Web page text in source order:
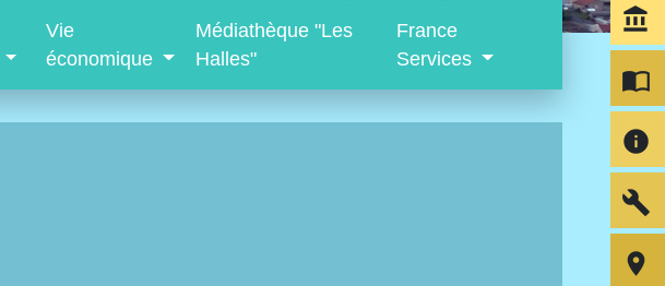
Vie
économique
Médiathèque "Les
Halles"
France
Services
account_balance
import_contacts
info
build
room